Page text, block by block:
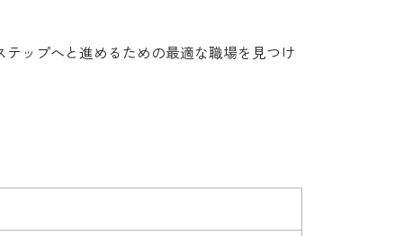
ップへと進めるための最適な職場を見つけ